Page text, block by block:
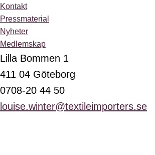
Kontakt
Pressmaterial
Nyheter
Medlemskap
Lilla Bommen 1
411 04 Göteborg
0708-20 44 50
louise.winter@textileimporters.se